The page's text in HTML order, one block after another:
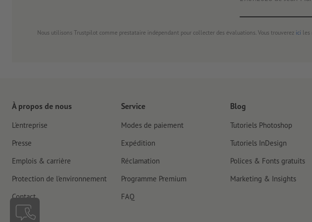
Nous utilisons Trustpilot comme prestataire indépendant pour collecter des évaluations. Vous trouverez ici les
À propos de nous
L'entreprise
Presse
Emplois & carrière
Protection de l'environnement
Contact
Service
Modes de paiement
Expédition
Réclamation
Programme Premium
FAQ
Blog
Tutoriels Photoshop
Tutoriels InDesign
Polices & Fonts gratuits
Marketing & Insights